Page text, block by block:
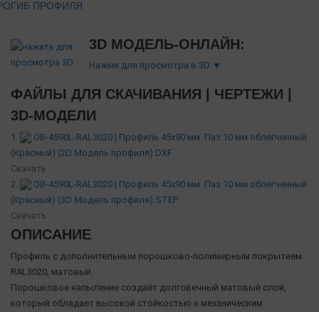
ПРОФИЛЯ
3D МОДЕЛЬ-ОНЛАЙН:
Нажми для просмотра в 3D ▼
ФАЙЛЫ ДЛЯ СКАЧИВАНИЯ | ЧЕРТЕЖИ |
3D-МОДЕЛИ
1.
OB-4590L-RAL3020 | Профиль 45х90 мм. Паз 10 мм облегченный
(Красный) (2D Модель профиля).DXF
Скачать
2.
OB-4590L-RAL3020 | Профиль 45х90 мм. Паз 10 мм облегченный
(Красный) (3D Модель профиля).STEP
Скачать
ОПИСАНИЕ
Профиль с дополнительным порошково-полимерным покрытием
RAL3020, матовый.
Порошковое напыление создаёт долговечный матовый слой,
который обладает высокой стойкостью к механическим